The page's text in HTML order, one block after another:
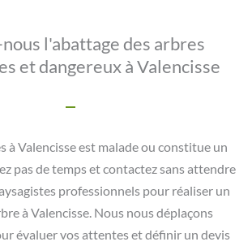
l'abattage des arbres
et dangereux à Valencisse
à Valencisse est malade ou constitue un
pas de temps et contactez sans attendre
professionnels pour réaliser un
à Valencisse. Nous nous déplaçons
évaluer vos attentes et définir un devis